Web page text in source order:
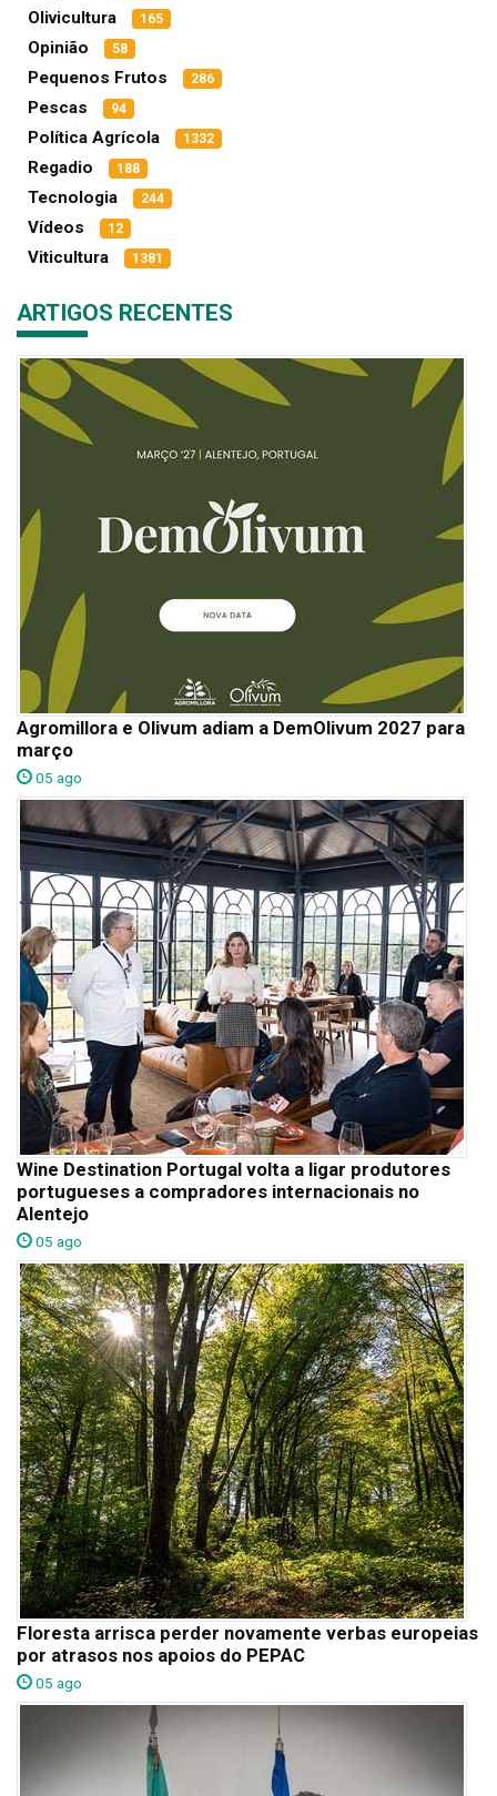
Olivicultura 165
Opinião 58
Pequenos Frutos 286
Pescas 94
Política Agrícola 1332
Regadio 188
Tecnologia 244
Vídeos 12
Viticultura 1381
ARTIGOS RECENTES
Agromillora e Olivum adiam a DemOlivum 2027 para
março
05 ago
Wine Destination Portugal volta a ligar produtores
portugueses a compradores internacionais no
Alentejo
05 ago
Floresta arrisca perder novamente verbas europeias
por atrasos nos apoios do PEPAC
05 ago